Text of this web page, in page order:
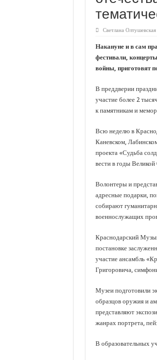
С нового учебного года в
В Краснодарском крае с
Важные правила
В городах и районах
Стартовал прием заявок
Светлана Олтушевская
Накануне и в сам
фестивали,
войны, приготовят
В преддверии
участие более 2
к памятникам и
Всю неделю в
Каневском,
проекта «Судьба
вести в годы
Волонтеры и
адресные подарки,
собирают
военнослужащих
Краснодарский
постановке
участие ансамбль
Григоровича,
Музеи подготовили
образцов оружия и
представляют
жанрах портрета,
В образовательных